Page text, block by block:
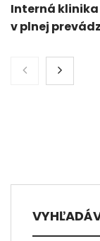
Interná
v plnej